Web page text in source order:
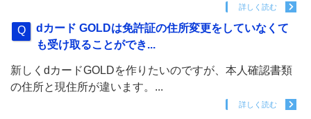
詳しく読む
dカード GOLDは免許証の住所変更をしていなくて
も受け取ることができ...
新しくdカードGOLDを作りたいのですが、本人確認書類
の住所と現住所が違います。...
詳しく読む